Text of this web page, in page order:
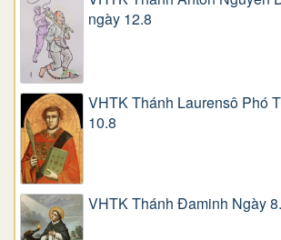
ngày 12.8
VHTK Thánh Laurensô Phó
10.8
VHTK Thánh Đaminh Ngày